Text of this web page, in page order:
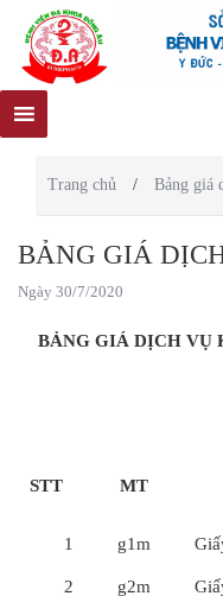
Trang chủ / Bảng giá
BẢNG GIÁ
Ngày 30/7/2020
BẢNG GIÁ DỊCH VỤ
STT MT
1 g1m
2 g2m